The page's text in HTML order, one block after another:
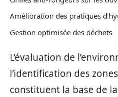
Amélioration des pratiques
Gestion optimisée des déchets
L’évaluation de
l’identification des
constituent la base de